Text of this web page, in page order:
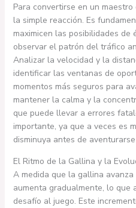
Para convertirse en un maestro
la simple reacción. Es
maximicen las posibilidades
observar el patrón del tráfico
Analizar la velocidad y la
identificar las ventanas de
momentos más seguros para
mantener la calma y la
que puede llevar a errores
importante, ya que a veces es
disminuya antes de
El Ritmo de la Gallina y la
A medida que la gallina avanza
aumenta gradualmente, lo que
desafío al juego. Este